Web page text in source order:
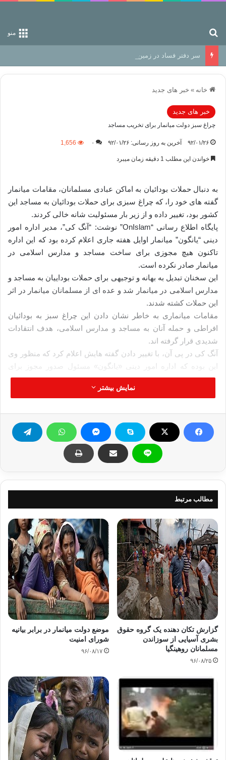
منو
سر دفتر فساد در زمین‌، دوری وکناره‌گیری از راه خداست‌!
خانه » خبر های جدید
خبر های جدید
چراغ سبز دولت میانمار برای تخریب مساجد
۹۲/۰۱/۲۶ آخرین به روز رسانی: ۹۲/۰۱/۲۶ ۰ 1,656
خواندن این مطلب 1 دقیقه زمان میبرد
به دنبال حملات بودائیان به اماکن عبادی مسلمانان، مقامات میانمار
گفته ‌های خود را، که چراغ سبزی برای حملات بودائیان به مساجد این
کشور بود، تغییر داده و از زیر بار مسئولیت شانه خالی کردند.
پایگاه اطلاع ‌رسانی “OnIslam” نوشت:‌ “آنگ کی”، مدیر اداره امور
دینی “یانگون” میانمار اوایل هفته جاری اعلام کرده بود که این اداره
تاکنون هیچ مجوزی برای ساخت مساجد و مدارس اسلامی در
میانمار صادر نکرده است.
این سخنان تبدیل به بهانه و توجیهی برای حملات بوداییان به مساجد و
مدارس اسلامی در میانمار شد و عده‌ ای از مسلمانان میانمار در اثر
این حملات کشته شدند.
مقامات میانماری به خاطر نشان دادن این چراغ سبز به بودائیان
افراطی و حمله آنان به مساجد و مدارس اسلامی، هدف انتقادات
شدیدی قرار گرفته ‌اند.
آنگ کی در پی آن، با تغییر دادن گفته ‌هایش اعلام کرد که منظور وی
این بوده که اداره امور دینی «یانگون» مسئول صدور مجوز برای
مساجد و مدارس اسلامی نبوده و صدور چنین مجوزهایی در حوزه
مدارس اسلامی میانمار به آتش کشیده شدند و موج جدیدی از
حملات علیه مسلمانان به راه افتاد.
در پی این خشونت‌ها ۱۳ دانش‌آموز مسلمان نیز در آتش‌ سوزی
مدرسه‌ ای در شهر یانگون، جان باختند.
مسلمانان میانمار
کپی آدرس
نمایش بیشتر
مطالب مرتبط
گزارش تکان دهنده یک گروه حقوق
بشری آسیایی از سوزاندن
مسلمانان روهینگیا
۹۶/۰۸/۲۵
موضع دولت میانمار در برابر بیانیه
شورای امنیت
۹۶/۰۸/۱۷